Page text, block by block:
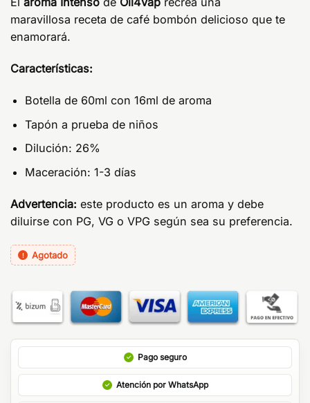
maravillosa receta de café bombón delicioso que te
enamorará.
Características:
Botella de 60ml con 16ml de aroma
Tapón a prueba de niños
Dilución: 26%
Maceración: 1-3 días
Advertencia: este producto es un aroma y debe
diluirse con PG, VG o VPG según sea su preferencia.
Agotado
Pago seguro
Atención por WhatsApp